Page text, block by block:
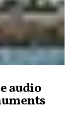
audio